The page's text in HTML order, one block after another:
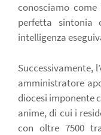
conosciamo
perfetta
intelligenza
Successivamente,
amministratore
diocesi imponente
anime, di cui i
con oltre 7500